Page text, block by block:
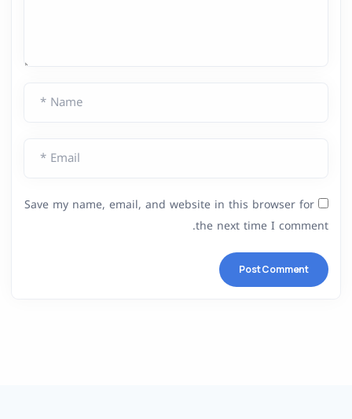
Name *
Email *
Save my name, email, and website in this browser for
the next time I comment.